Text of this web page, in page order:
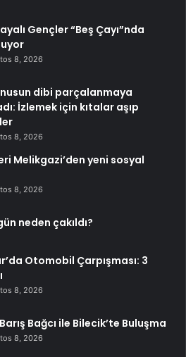
Gençler “Beş Çayı”nda
8, 2026
dibi parçalanmaya
İzlemek için kıtalar aşıp
8, 2026
Melikgazi’den yeni sosyal
8, 2026
neden çakıldı?
Otomobil Çarpışması: 3
8, 2026
Bağcı ile Bilecik’te Buluşma
8, 2026